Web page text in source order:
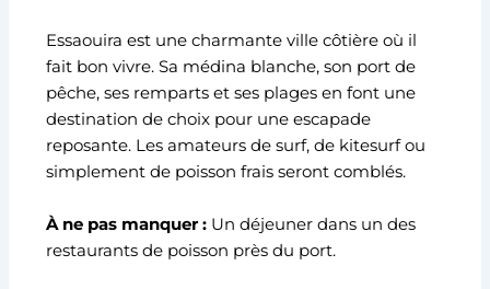
Essaouira est une charmante ville côtière où il
fait bon vivre. Sa médina blanche, son port de
pêche, ses remparts et ses plages en font une
destination de choix pour une escapade
reposante. Les amateurs de surf, de kitesurf ou
simplement de poisson frais seront comblés.
À ne pas manquer : Un déjeuner dans un des
restaurants de poisson près du port.